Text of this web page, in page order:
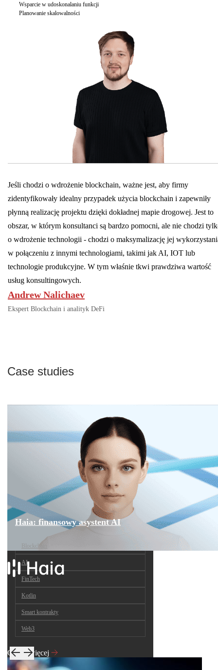
Wsparcie w udoskonalaniu funkcji
Planowanie skalowalności
Jeśli chodzi o wdrożenie blockchain, ważne jest, aby firmy
zidentyfikowały idealny przypadek użycia blockchain i zapewniły
płynną realizację projektu dzięki dokładnej mapie drogowej. Jest to
obszar, w którym konsultanci są bardzo pomocni, ale nie chodzi
o wdrożenie technologii - chodzi o maksymalizację jej
w połączeniu z innymi technologiami, takimi jak AI, IOT lub
technologie produkcyjne. W tym właśnie tkwi prawdziwa wartość
usług konsultingowych.
Andrew Nalichaev
Ekspert Blockchain i analityk DeFi
Case studies
Haia: finansowy asystent AI
Blockchain
AI
FinTech
Kotlin
Smart kontrakty
Web3
Czytaj więcej